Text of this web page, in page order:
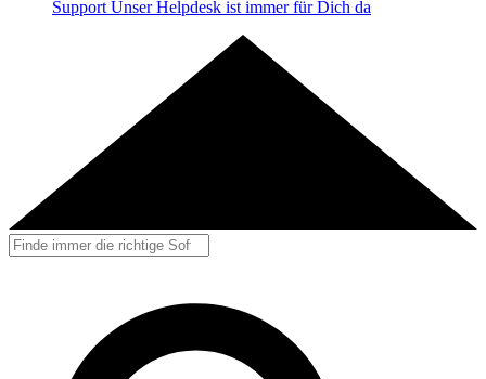
Support Unser Helpdesk ist immer für Dich da